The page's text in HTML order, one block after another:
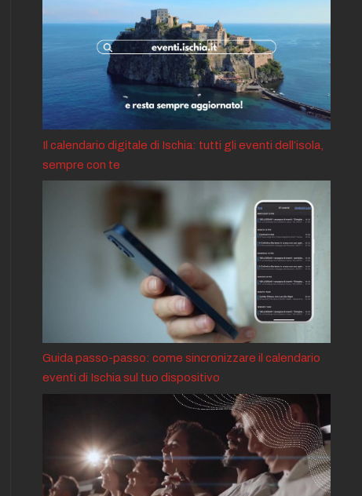
Il calendario digitale di Ischia: tutti gli eventi dell’isola,
sempre con te
Guida passo-passo: come sincronizzare il calendario
eventi di Ischia sul tuo dispositivo